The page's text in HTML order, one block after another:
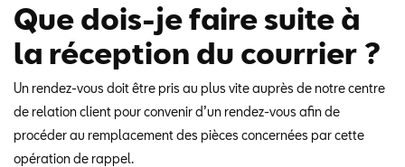
Que dois-je faire suite à
la réception du courrier ?
Un rendez-vous doit être pris au plus vite auprès de notre centre
de relation client pour convenir d’un rendez-vous afin de
procéder au remplacement des pièces concernées par cette
opération de rappel.